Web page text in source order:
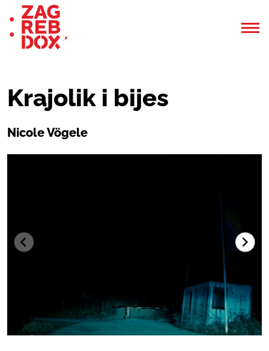
Krajolik i bijes
Nicole Vögele